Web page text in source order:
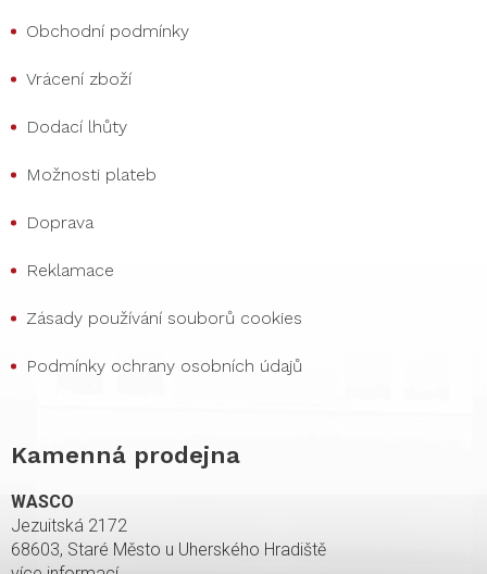
Obchodní podmínky
Vrácení zboží
Dodací lhůty
Možnosti plateb
Doprava
Reklamace
Zásady používání souborů cookies
Podmínky ochrany osobních údajů
Kamenná prodejna
WASCO
Jezuitská 2172
68603, Staré Město u Uherského Hradiště